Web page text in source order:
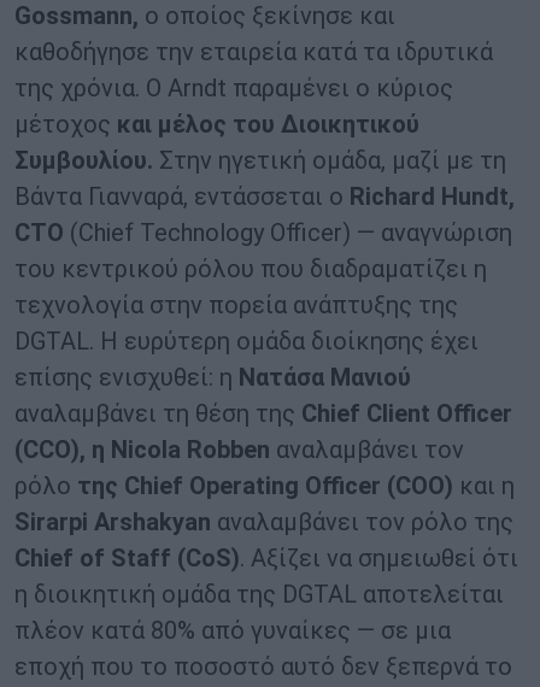
Gossmann, ο οποίος ξεκίνησε και
καθοδήγησε την εταιρεία κατά τα ιδρυτικά
της χρόνια. Ο Arndt παραμένει ο κύριος
μέτοχος και μέλος του Διοικητικού
Συμβουλίου. Στην ηγετική ομάδα, μαζί με τη
Βάντα Γιανναρά, εντάσσεται ο Richard Hundt,
CTO (Chief Technology Officer) — αναγνώριση
του κεντρικού ρόλου που διαδραματίζει η
τεχνολογία στην πορεία ανάπτυξης της
DGTAL. Η ευρύτερη ομάδα διοίκησης έχει
επίσης ενισχυθεί: η Νατάσα Μανιού
αναλαμβάνει τη θέση της Chief Client Officer
(CCO), η Nicola Robben αναλαμβάνει τον
ρόλο της Chief Operating Officer (COO) και η
Sirarpi Arshakyan αναλαμβάνει τον ρόλο της
Chief of Staff (CoS). Αξίζει να σημειωθεί ότι
η διοικητική ομάδα της DGTAL αποτελείται
πλέον κατά 80% από γυναίκες — σε μια
εποχή που το ποσοστό αυτό δεν ξεπερνά το